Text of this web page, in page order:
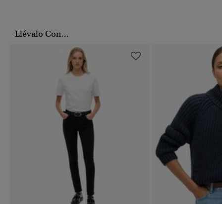
Llévalo Con...